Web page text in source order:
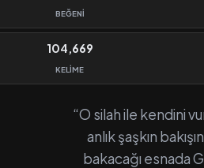
BEĞENI
104,669
KELIME
“O silah ile kendini
anlık şaşkın
bakacağı esnada